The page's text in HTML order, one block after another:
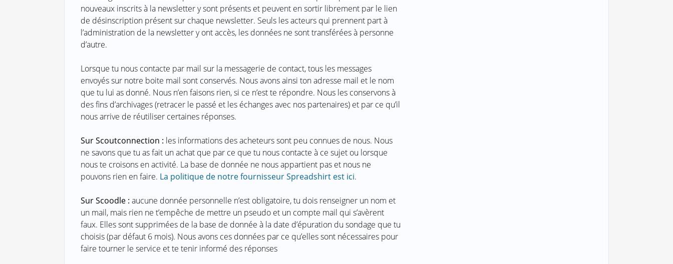
nouveaux inscrits à la newsletter y sont présents et peuvent en sortir librement par le lien
de désinscription présent sur chaque newsletter. Seuls les acteurs qui prennent part à
l’administration de la newsletter y ont accès, les données ne sont transférées à personne
d’autre.
Lorsque tu nous contacte par mail sur la messagerie de contact, tous les messages
envoyés sur notre boite mail sont conservés. Nous avons ainsi ton adresse mail et le nom
que tu lui as donné. Nous n’en faisons rien, si ce n’est te répondre. Nous les conservons à
des fins d’archivages (retracer le passé et les échanges avec nos partenaires) et par ce qu’il
nous arrive de réutiliser certaines réponses.
Sur Scoutconnection : les informations des acheteurs sont peu connues de nous. Nous
ne savons que tu as fait un achat que par ce que tu nous contacte à ce sujet ou lorsque
nous te croisons en activité. La base de donnée ne nous appartient pas et nous ne
pouvons rien en faire. La politique de notre fournisseur Spreadshirt est ici.
Sur Scoodle : aucune donnée personnelle n’est obligatoire, tu dois renseigner un nom et
un mail, mais rien ne t’empêche de mettre un pseudo et un compte mail qui s’avèrent
faux. Elles sont supprimées de la base de donnée à la date d’épuration du sondage que tu
choisis (par défaut 6 mois). Nous avons ces données par ce qu’elles sont nécessaires pour
faire tourner le service et te tenir informé des réponses